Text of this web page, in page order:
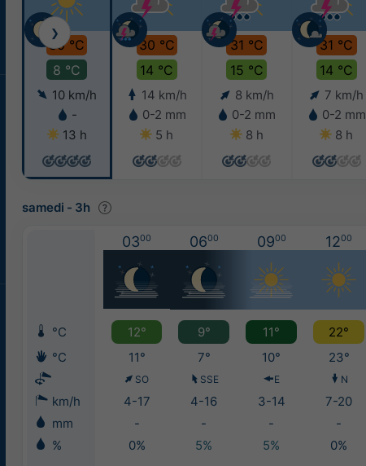
30 °C
8 °C
10 km/h
-
13 h
30 °C
14 °C
14 km/h
0-2 mm
5 h
31 °C
15 °C
8 km/h
0-2 mm
8 h
31 °C
14 °C
7 km/h
0-2 mm
8 h
❯
samedi - 3h
0300 0600 0900 1200
°C 12° 9° 11° 22°
°C
11° 7° 10° 23°
SO SSE E N
km/h 4-17 4-16 3-14 7-20
mm
- - - -
%
0% 5% 5% 0%